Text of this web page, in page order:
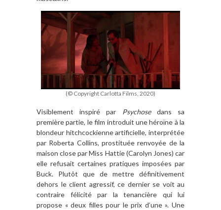
(© Copyright Carlotta Films, 2020)
Visiblement inspiré par Psychosedans sa
première partie, le film introduit une héroïne à la
blondeur hitchcockienne artificielle, interprétée
par Roberta Collins, prostituée renvoyée de la
maison close par Miss Hattie (Carolyn Jones) car
elle refusait certaines pratiques imposées par
Buck. Plutôt que de mettre définitivement
dehors le client agressif, ce dernier se voit au
contraire félicité par la tenancière qui lui
propose « deux filles pour le prix d’une ». Une